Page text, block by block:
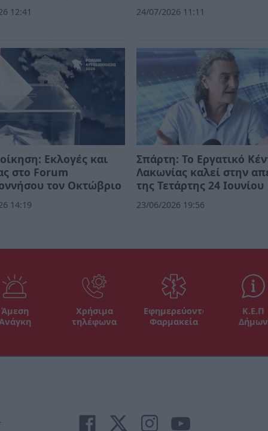
12:41 24/07/2026 11:11
Εκλογές και
στο Forum
τον Οκτώβριο
14:19
Σπάρτη: Το Εργατικό
Λακωνίας καλεί στην
της Τετάρτης 24 Ιουνίου
23/06/2026 19:56
Άμεση
Χρήσιμα
τηλέφωνα
Εφημερεύοντα
Φαρμακεία
Κ.Ε.Π
Δήμων